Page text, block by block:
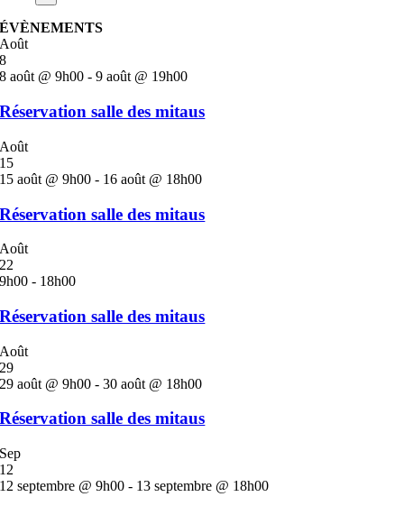
ÉVÈNEMENTS
Août
8
8 août @ 9h00 -9 août @ 19h00
Réservation salle des mitaus
Août
15
15 août @ 9h00 - 16 août @ 18h00
Réservation salle des mitaus
Août
22
9h00 - 18h00
Réservation salle des mitaus
Août
29
29 août @ 9h00 -30 août @ 18h00
Réservation salle des mitaus
Sep
12
12 septembre @ 9h00 - 13 septembre @ 18h00